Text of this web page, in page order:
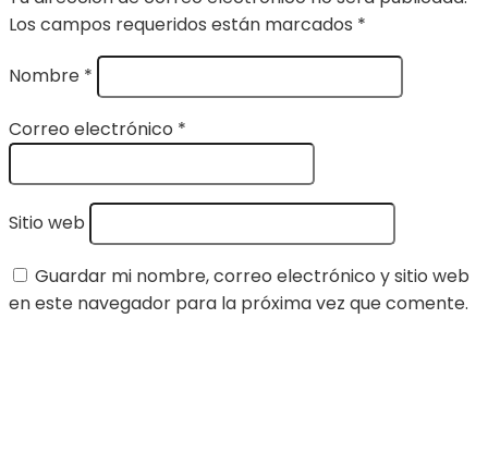
Los campos requeridos están marcados *
Nombre *
Correo electrónico *
Sitio web
Guardar mi nombre, correo electrónico y sitio web
en este navegador para la próxima vez que comente.